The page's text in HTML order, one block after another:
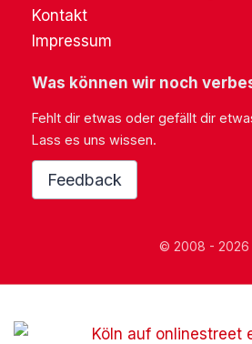
Kontakt
Impressum
Was können wir noch
Fehlt dir etwas oder gefällt dir
Lass es uns wissen.
Feedback
© 2008 - 2026